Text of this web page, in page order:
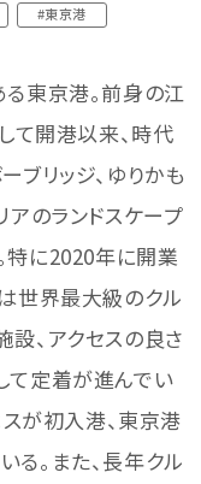
#東京港
東京港。前身の江
て開港以来、時代
ブリッジ、ゆりかも
アのランドスケープ
特に2020年に開業
世界最大級のクル
、アクセスの良さ
て定着が進んでい
が初入港、東京港
。また、長年クル